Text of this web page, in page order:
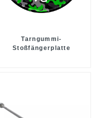
Tarngummi-
Stoßfängerplatte